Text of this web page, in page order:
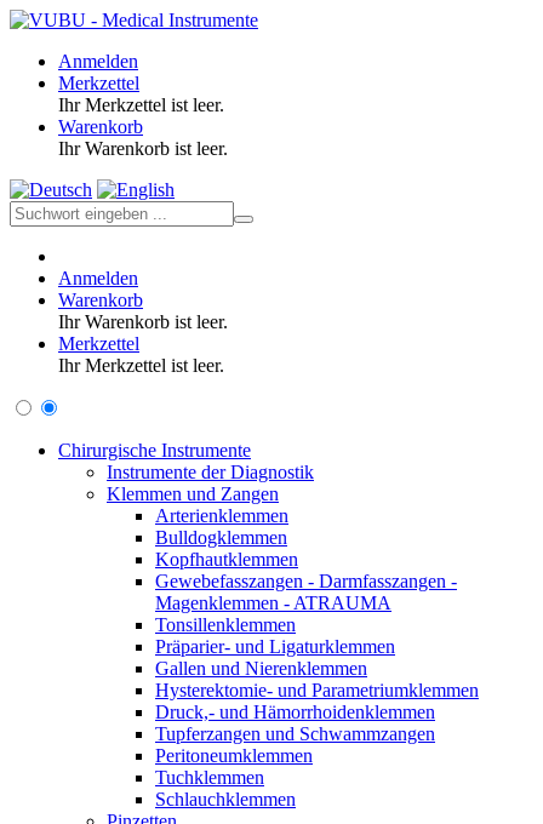
Anmelden
Merkzettel
Ihr Merkzettel ist leer.
Warenkorb
Ihr Warenkorb ist leer.
Anmelden
Warenkorb
Ihr Warenkorb ist leer.
Merkzettel
Ihr Merkzettel ist leer.
Chirurgische Instrumente
Instrumente der Diagnostik
Klemmen und Zangen
Arterienklemmen
Bulldogklemmen
Kopfhautklemmen
Gewebefasszangen - Darmfasszangen -
Magenklemmen - ATRAUMA
Tonsillenklemmen
Präparier- und Ligaturklemmen
Gallen und Nierenklemmen
Hysterektomie- und Parametriumklemmen
Druck,- und Hämorrhoidenklemmen
Tupferzangen und Schwammzangen
Peritoneumklemmen
Tuchklemmen
Schlauchklemmen